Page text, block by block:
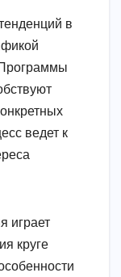
в
ведет к
играет
круге